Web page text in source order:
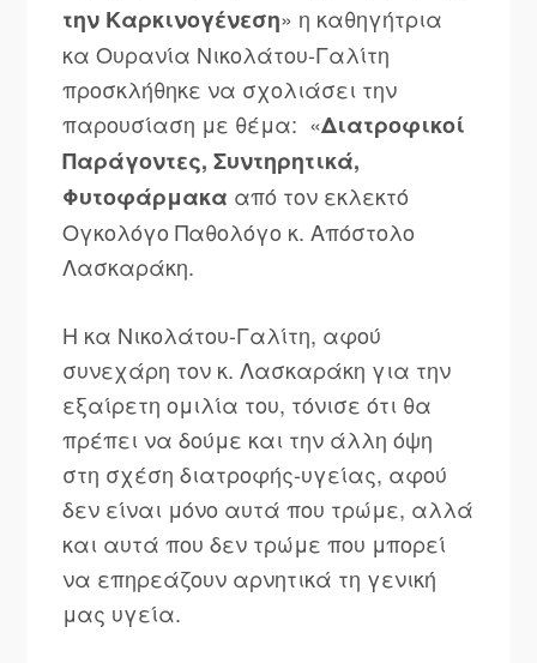
την Καρκινογένεση» η καθηγήτρια
κα Ουρανία Νικολάτου-Γαλίτη
προσκλήθηκε να σχολιάσει την
παρουσίαση με θέμα: «Διατροφικοί
Παράγοντες, Συντηρητικά,
Φυτοφάρμακα από τον εκλεκτό
Ογκολόγο Παθολόγο κ. Απόστολο
Λασκαράκη.
Η κα Νικολάτου-Γαλίτη, αφού
συνεχάρη τον κ. Λασκαράκη για την
εξαίρετη ομιλία του, τόνισε ότι θα
πρέπει να δούμε και την άλλη όψη
στη σχέση διατροφής-υγείας, αφού
δεν είναι μόνο αυτά που τρώμε, αλλά
και αυτά που δεν τρώμε που μπορεί
να επηρεάζουν αρνητικά τη γενική
μας υγεία.